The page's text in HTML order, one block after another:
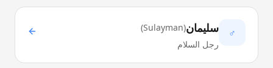
♂ سليمان(
Sulayman
)
رجل السلام